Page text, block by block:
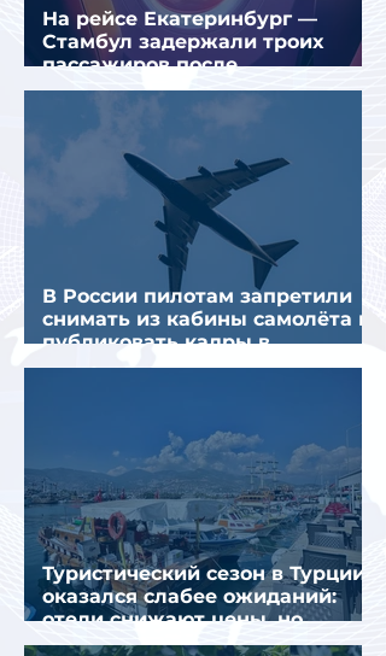
На рейсе Екатеринбург —
Стамбул задержали троих
пассажиров после
предполагаемой серии краж
В России пилотам запретили
снимать из кабины самолёта и
публиковать кадры в
интернете
Туристический сезон в Турции
оказался слабее ожиданий:
отели снижают цены, но
загрузка остается низкой